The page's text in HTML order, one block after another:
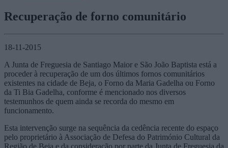
Recuperação de forno comunitário
18-11-2015
A Junta de Freguesia de Santiago Maior e São João Baptista está a
proceder à recuperação de um dos últimos fornos comunitários
existentes na cidade de Beja, o Forno da Maria Gadelha ou Forno
da Ti Bia Gadelha, conforme é mencionado nos diversos
testemunhos de quem ainda se recorda do mesmo em
funcionamento.
Esta intervenção surge na sequência da cedência recente do espaço
pelo proprietário à Associação de Defesa do Património Cultural da